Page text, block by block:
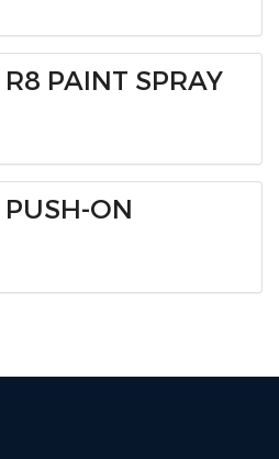
R8 PAINT SPRAY
PUSH-ON